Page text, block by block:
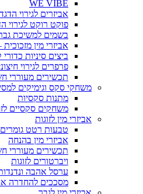
WE VIBE
אביזרים לגירוי
פוקט רוקט לגירוי
בשמים למשיכת
אביזרי מין
ביצים סיניות כדורי
פרפרים לגירוי
תכשירים מעוררי
משחקי סקס וגימיקים
מתנות סקסיות
משחקים סקסיים
אביזרי מין לזוגות
טבעות רטט
אביזרי מין בהנחה
תכשירים מעוררי
ויברטורים לזוגות
ערסל אהבה
מסככים להחדרה